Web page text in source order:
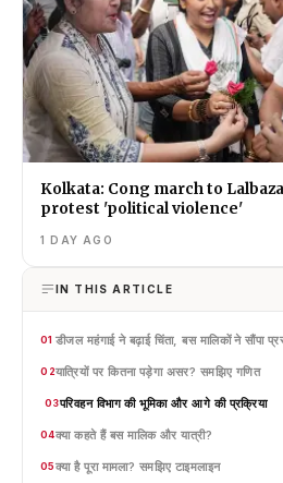
Kolkata: Cong march to
protest 'political violence'
1 DAY AGO
IN THIS ARTICLE
01 डीजल महंगाई ने बढ़ाई चिंता, बस मालिकों ने सौंपा
02यात्रियों पर कितना पड़ेगा असर? समझिए गणित
03परिवहन विभाग की भूमिका और आगे की प्रक्रिया
04क्या कहते हैं बस मालिक और यात्री?
05क्या है पूरा मामला? समझिए टाइमलाइन